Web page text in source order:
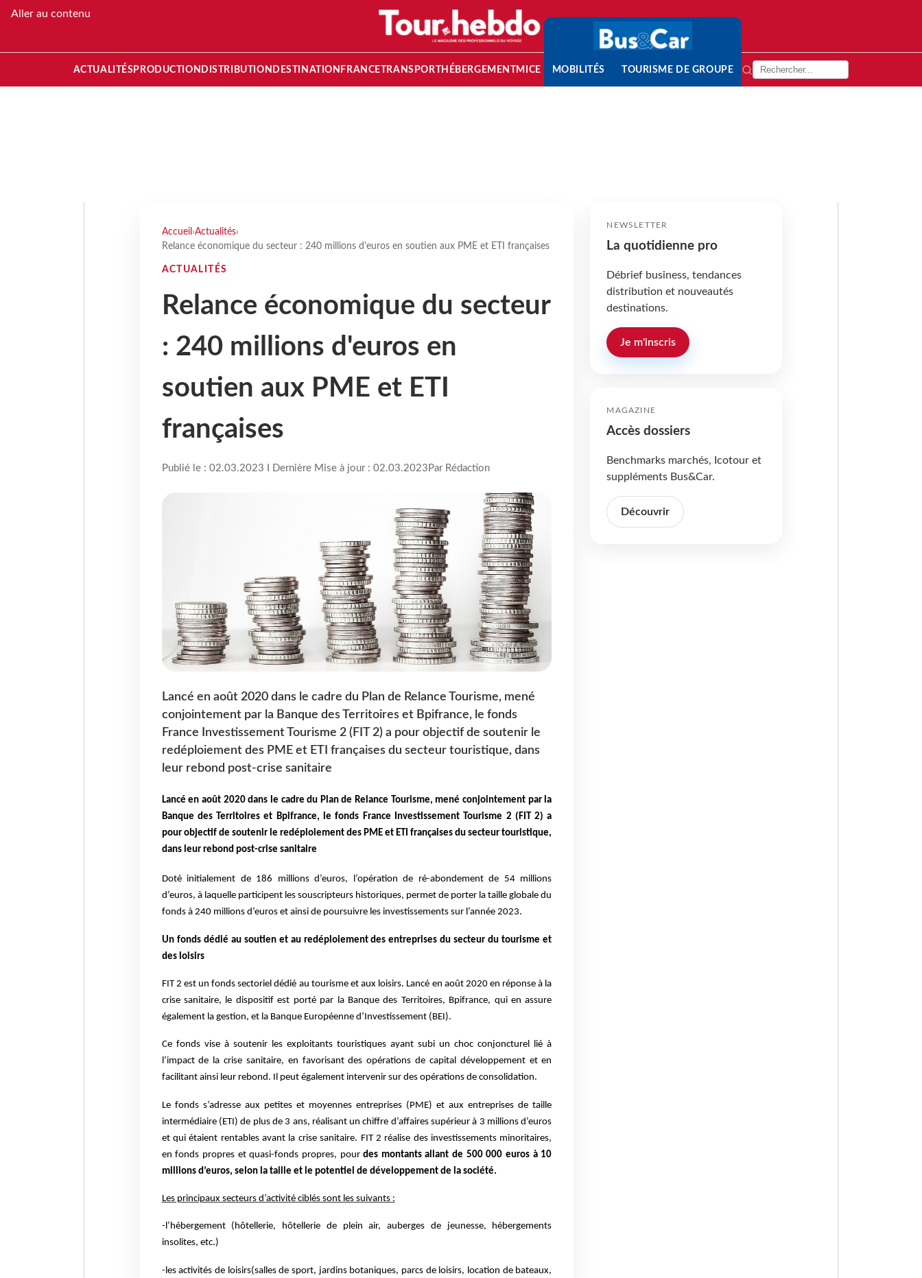
Aller au contenu
ACTUALITÉS PRODUCTION DISTRIBUTION DESTINATION FRANCETRANSPORT HÉBERGEMENTMICE MOBILITÉS TOURISME DE GROUPE
Accueil ›Actualités›
Relance économique du secteur : 240 millions d'euros en soutien aux PME et ETI françaises
ACTUALITÉS
Relance économique du secteur
: 240 millions d'euros en
soutien aux PME et ETI
françaises
Publié le : 02.03.2023 I Dernière Mise à jour : 02.03.2023 Par Rédaction
Lancé en août 2020 dans le cadre du Plan de Relance Tourisme, mené
conjointement par la Banque des Territoires et Bpifrance, le fonds
France Investissement Tourisme 2 (FIT 2) a pour objectif de soutenir le
redéploiement des PME et ETI françaises du secteur touristique, dans
leur rebond post-crise sanitaire
Lancé en août 2020 dans le cadre du Plan de Relance Tourisme, mené conjointement par la
Banque des Territoires et Bpifrance, le fonds France Investissement Tourisme 2 (FIT 2) a
pour objectif de soutenir le redéploiement des PME et ETI françaises du secteur touristique,
dans leur rebond post-crise sanitaire
Doté initialement de 186 millions d’euros, l’opération de ré-abondement de 54 millions
d’euros, à laquelle participent les souscripteurs historiques, permet de porter la taille globale du
fonds à 240 millions d’euros et ainsi de poursuivre les investissements sur l’année 2023.
Un fonds dédié au soutien et au redéploiement des entreprises du secteur du tourisme et
des loisirs
FIT 2 est un fonds sectoriel dédié au tourisme et aux loisirs. Lancé en août 2020 en réponse à la
crise sanitaire, le dispositif est porté par la Banque des Territoires, Bpifrance, qui en assure
également la gestion, et la Banque Européenne d’Investissement (BEI).
Ce fonds vise à soutenir les exploitants touristiques ayant subi un choc conjoncturel lié à
l’impact de la crise sanitaire, en favorisant des opérations de capital développement et en
facilitant ainsi leur rebond. Il peut également intervenir sur des opérations de consolidation.
Le fonds s’adresse aux petites et moyennes entreprises (PME) et aux entreprises de taille
intermédiaire (ETI) de plus de 3 ans, réalisant un chiffre d’affaires supérieur à 3 millions d’euros
et qui étaient rentables avant la crise sanitaire. FIT 2 réalise des investissements minoritaires,
en fonds propres et quasi-fonds propres, pourdes montants allant de 500 000 euros à 10
millions d’euros, selon la taille et le potentiel de développement de la société.
Les principaux secteurs d’activité ciblés sont les suivants :
-l’hébergement (hôtellerie, hôtellerie de plein air, auberges de jeunesse, hébergements
insolites, etc.)
-les activités de loisirs(salles de sport, jardins botaniques, parcs de loisirs, location de bateaux,
NEWSLETTER
La quotidienne pro
Débrief business, tendances
distribution et nouveautés
destinations.
Je m'inscris
MAGAZINE
Accès dossiers
Benchmarks marchés, Icotour et
suppléments Bus&Car.
Découvrir